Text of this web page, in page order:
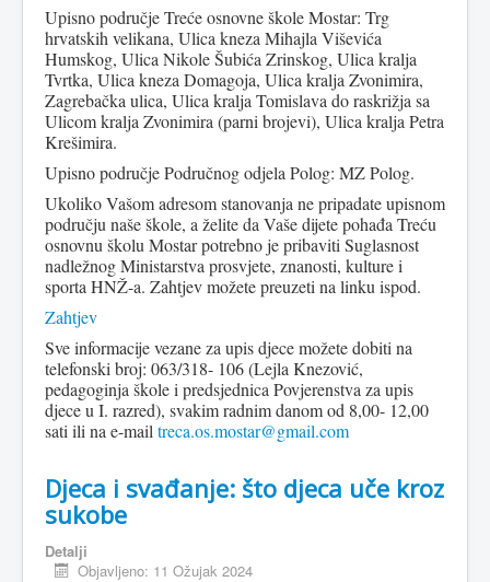
Upisno područje Treće osnovne škole Mostar: Trg
hrvatskih velikana, Ulica kneza Mihajla Viševića
Humskog, Ulica Nikole Šubića Zrinskog, Ulica kralja
Tvrtka, Ulica kneza Domagoja, Ulica kralja Zvonimira,
Zagrebačka ulica, Ulica kralja Tomislava do raskrižja sa
Ulicom kralja Zvonimira (parni brojevi), Ulica kralja Petra
Krešimira.
Upisno područje Područnog odjela Polog: MZ Polog.
Ukoliko Vašom adresom stanovanja ne pripadate upisnom
području naše škole, a želite da Vaše dijete pohađa Treću
osnovnu školu Mostar potrebno je pribaviti Suglasnost
nadležnog Ministarstva prosvjete, znanosti, kulture i
sporta HNŽ-a. Zahtjev možete preuzeti na linku ispod.
Zahtjev
Sve informacije vezane za upis djece možete dobiti na
telefonski broj: 063/318- 106 (Lejla Knezović,
pedagoginja škole i predsjednica Povjerenstva za upis
djece u I. razred), svakim radnim danom od 8,00- 12,00
sati ili na e-mail treca.os.mostar@gmail.com
Djeca i svađanje: što djeca uče kroz
sukobe
Detalji
Objavljeno: 11 Ožujak 2024